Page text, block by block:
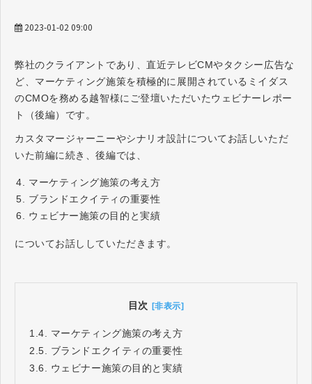
2023-01-02 09:00
弊社のクライアントであり、直近テレビCMやタクシー広告な
ど、マーケティング施策を積極的に展開されているミイダス
のCMOを務める越智様にご登壇いただいたウェビナーレポー
ト（後編）です。
カスタマージャーニーやシナリオ設計についてお話しいただ
いた前編に続き、後編では、
マーケティング施策の考え方
ブランドエクイティの重要性
ウェビナー施策の目的と実績
についてお話ししていただきます。
目次 [非表示]
1.4. マーケティング施策の考え方
2.5. ブランドエクイティの重要性
3.6. ウェビナー施策の目的と実績